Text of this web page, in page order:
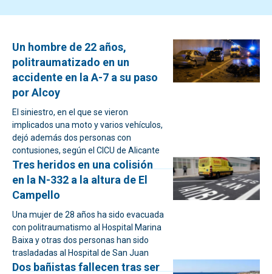
Un hombre de 22 años,
politraumatizado en un
accidente en la A-7 a su paso
por Alcoy
El siniestro, en el que se vieron
implicados una moto y varios vehículos,
dejó además dos personas con
contusiones, según el CICU de Alicante
Tres heridos en una colisión
en la N-332 a la altura de El
Campello
Una mujer de 28 años ha sido evacuada
con politraumatismo al Hospital Marina
Baixa y otras dos personas han sido
trasladadas al Hospital de San Juan
Dos bañistas fallecen tras ser